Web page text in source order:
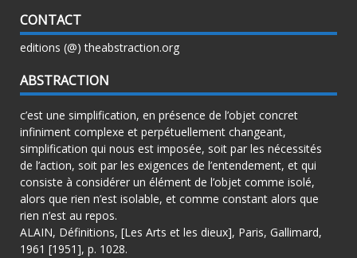
CONTACT
editions (@) theabstraction.org
ABSTRACTION
c’est une simplification, en présence de l’objet concret
infiniment complexe et perpétuellement changeant,
simplification qui nous est imposée, soit par les nécessités
de l’action, soit par les exigences de l’entendement, et qui
consiste à considérer un élément de l’objet comme isolé,
alors que rien n’est isolable, et comme constant alors que
rien n’est au repos.
ALAIN, Définitions, [Les Arts et les dieux], Paris, Gallimard,
1961 [1951], p. 1028.